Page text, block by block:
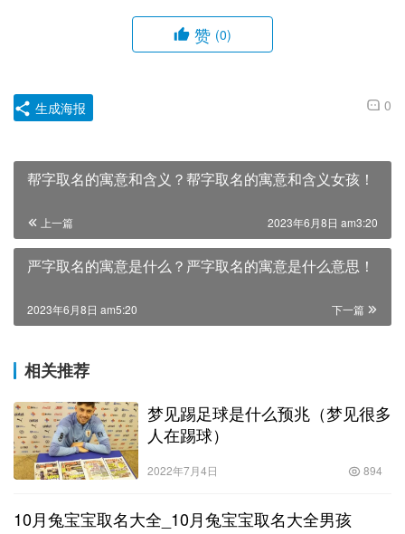
赞 (0)
0
生成海报
帮字取名的寓意和含义？帮字取名的寓意和含义女孩！
上一篇 2023年6月8日 am3:20
严字取名的寓意是什么？严字取名的寓意是什么意思！
下一篇
2023年6月8日 am5:20
相关推荐
梦见踢足球是什么预兆（梦见很多
人在踢球）
2022年7月4日 894
10月兔宝宝取名大全_10月兔宝宝取名大全男孩